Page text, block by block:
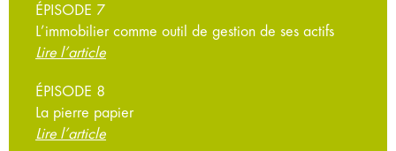
ÉPISODE 7
L’immobilier comme outil de gestion de ses actifs
Lire l’article
ÉPISODE 8
La pierre papier
Lire l’article